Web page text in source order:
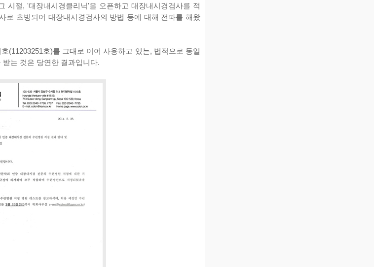
시절, '대장내시경클리닉'을 오픈하고 대장내시경검사를 적
로 초빙되어 대장내시경검사의 방법 등에 대해 전파를 해왔
(11203251호)를 그대로 이어 사용하고 있는, 법적으로 동일
는 것은 당연한 결과입니다.